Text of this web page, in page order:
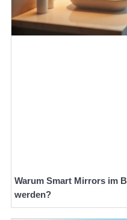
Warum Smart Mirrors im
werden?